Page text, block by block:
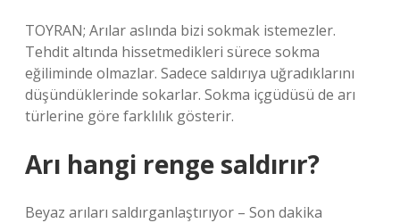
TOYRAN; Arılar aslında bizi sokmak istemezler.
Tehdit altında hissetmedikleri sürece sokma
eğiliminde olmazlar. Sadece saldırıya uğradıklarını
düşündüklerinde sokarlar. Sokma içgüdüsü de arı
türlerine göre farklılık gösterir.
Arı hangi renge saldırır?
Beyaz arıları saldırganlaştırıyor – Son dakika